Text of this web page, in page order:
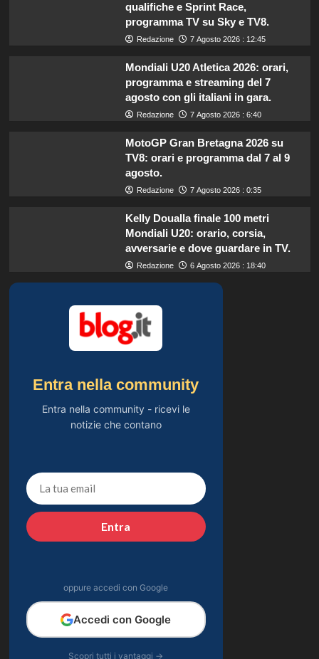
qualifiche e Sprint Race,
programma TV su Sky e TV8.
Redazione 7 Agosto 2026 : 12:45
Mondiali U20 Atletica 2026: orari,
programma e streaming del 7
agosto con gli italiani in gara.
Redazione 7 Agosto 2026 : 6:40
MotoGP Gran Bretagna 2026 su
TV8: orari e programma dal 7 al 9
agosto.
Redazione 7 Agosto 2026 : 0:35
Kelly Doualla finale 100 metri
Mondiali U20: orario, corsia,
avversarie e dove guardare in TV.
Redazione 6 Agosto 2026 : 18:40
Entra nella community
Entra nella community - ricevi le
notizie che contano
Entra
oppure accedi con Google
Accedi con Google
Scopri tutti i vantaggi →